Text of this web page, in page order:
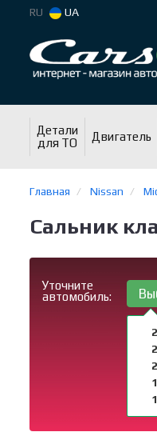
RU UA
Детали
для ТО
Двигатель
Главная Nissan
Сальник
Уточните
автомобиль: